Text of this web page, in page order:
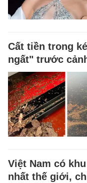
Cất tiền trong
ngất" trước
Việt Nam có
nhất thế giới,